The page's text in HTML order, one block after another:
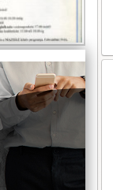
ZSIDÓ NAPOK